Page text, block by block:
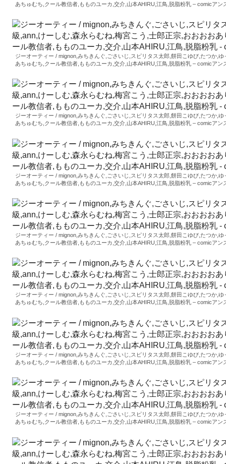
あちゅむち,クール教信者,もものユーカ,交介,山本AHIRU,江鳥,脱脂粉乳 – comicアン
ジーオーティー / mignon,みちきんぐ,ごさいじ,スピリタス太郎,餅田こゆび,たつか,
あちゅむち,クール教信者,もものユーカ,交介,山本AHIRU,江鳥,脱脂粉乳 – comicアン
ジーオーティー / mignon,みちきんぐ,ごさいじ,スピリタス太郎,餅田こゆび,たつか,
あちゅむち,クール教信者,もものユーカ,交介,山本AHIRU,江鳥,脱脂粉乳 – comicアン
ジーオーティー / mignon,みちきんぐ,ごさいじ,スピリタス太郎,餅田こゆび,たつか,
あちゅむち,クール教信者,もものユーカ,交介,山本AHIRU,江鳥,脱脂粉乳 – comicアン
ジーオーティー / mignon,みちきんぐ,ごさいじ,スピリタス太郎,餅田こゆび,たつか,
あちゅむち,クール教信者,もものユーカ,交介,山本AHIRU,江鳥,脱脂粉乳 – comicアン
ジーオーティー / mignon,みちきんぐ,ごさいじ,スピリタス太郎,餅田こゆび,たつか,
あちゅむち,クール教信者,もものユーカ,交介,山本AHIRU,江鳥,脱脂粉乳 – comicアン
ジーオーティー / mignon,みちきんぐ,ごさいじ,スピリタス太郎,餅田こゆび,たつか,
あちゅむち,クール教信者,もものユーカ,交介,山本AHIRU,江鳥,脱脂粉乳 – comicアン
ジーオーティー / mignon,みちきんぐ,ごさいじ,スピリタス太郎,餅田こゆび,たつか,
あちゅむち,クール教信者,もものユーカ,交介,山本AHIRU,江鳥,脱脂粉乳 – comicアン